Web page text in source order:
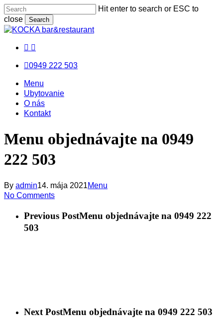
Skip
to
main
Hit enter to search or ESC to
close
Search
Close
facebook
messenger
email
0949 222 503
Menu
Menu
Menu
Ubytovanie
O nás
Kontakt
Menu objednávajte na 0949
222 503
By admin14. mája 2021Menu
No Comments
Previous PostMenu objednávajte na 0949 222
503
Next PostMenu objednávajte na 0949 222 503